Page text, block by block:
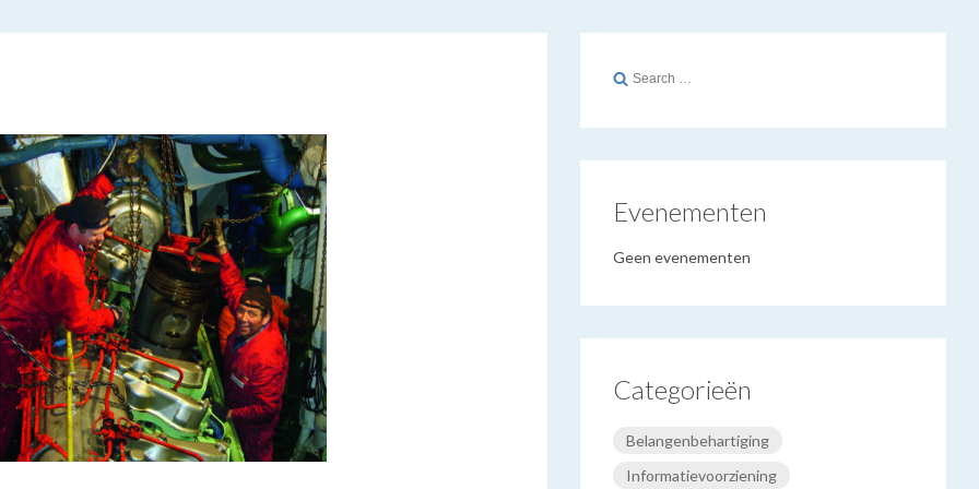
Search
Evenementen
Geen evenementen
Categorieën
Belangenbehartiging
Informatievoorziening